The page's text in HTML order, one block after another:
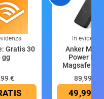
Gratis 30
gg
€
In evidenza
Anker
Power
Magsafe
89,99 €
49,99 €